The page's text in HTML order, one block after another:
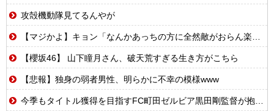
攻殻機動隊見てるんやが
【マジかよ】キョン「なんかあっちの方に全然敵がおらん楽園あるらしいで!」
【櫻坂46】 山下瞳月さん、破天荒すぎる生き方がこちら
【悲報】独身の弱者男性、明らかに不幸の模様www
今季もタイトル獲得を目指すFC町田ゼルビア黒田剛監督が抱負を語る